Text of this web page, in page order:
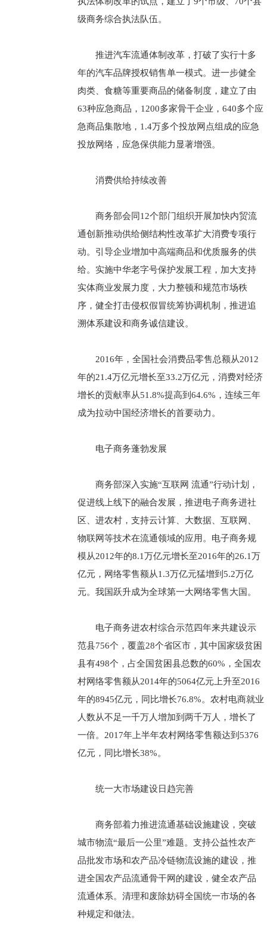
级商务综合执法队伍。
推进汽车流通体制改革，打破了实行十多
年的汽车品牌授权销售单一模式。进一步健全
肉类、食糖等重要商品的储备制度，建立了由
63种应急商品，1200多家骨干企业，640多个应
急商品集散地，1.4万多个投放网点组成的应急
投放网络，应急保供能力显著增强。
消费供给持续改善
商务部会同12个部门组织开展加快内贸流
通创新推动供给侧结构性改革扩大消费专项行
动。引导企业增加中高端商品和优质服务的供
给。实施中华老字号保护发展工程，加大支持
实体商业发展力度，大力整顿和规范市场秩
序，健全打击侵权假冒统筹协调机制，推进追
溯体系建设和商务诚信建设。
2016年，全国社会消费品零售总额从2012
年的21.4万亿元增长至33.2万亿元，消费对经济
增长的贡献率从51.8%提高到64.6%，连续三年
成为拉动中国经济增长的首要动力。
电子商务蓬勃发展
商务部深入实施“互联网 流通”行动计划，
促进线上线下的融合发展，推进电子商务进社
区、进农村，支持云计算、大数据、互联网、
物联网等技术在流通领域的应用。电子商务规
模从2012年的8.1万亿元增长至2016年的26.1万
亿元，网络零售额从1.3万亿元猛增到5.2万亿
元。我国跃升成为全球第一大网络零售大国。
电子商务进农村综合示范四年来共建设示
范县756个，覆盖28个省区市，其中国家级贫困
县有498个，占全国贫困县总数的60%，全国农
村网络零售额从2014年的5064亿元上升至2016
年的8945亿元，同比增长76.8%。农村电商就业
人数从不足一千万人增加到两千万人，增长了
一倍。2017年上半年农村网络零售额达到5376
亿元，同比增长38%。
统一大市场建设日趋完善
商务部着力推进流通基础设施建设，突破
城市物流“最后一公里”难题。支持公益性农产
品批发市场和农产品冷链物流设施的建设，推
进全国农产品流通骨干网的建设，健全农产品
流通体系。清理和废除妨碍全国统一市场的各
种规定和做法。